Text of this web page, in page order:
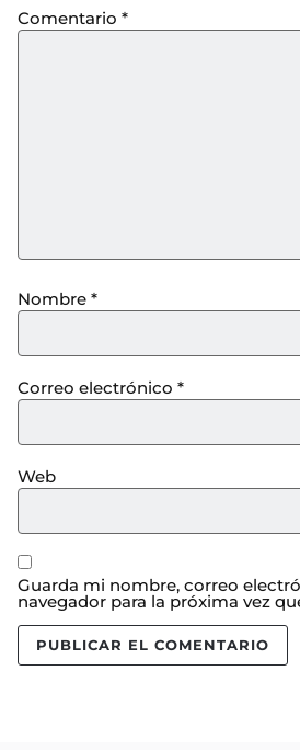
Comentario *
Nombre *
Correo electrónico *
Web
Guarda mi nombre, correo
navegador para la próxima vez